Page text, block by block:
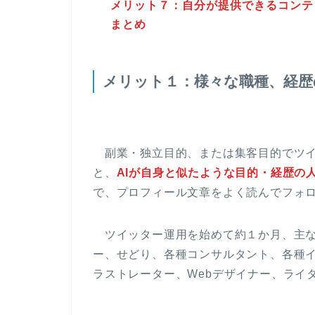
メリット７：自分が提供できるコン
まとめ
メリット１：様々な職種、経
副業・独立目的、または集客目的でツ
と、 AIが自身と似たような目的・経歴の
で、プロフィール文章をよく読んでフォ
ツイッター運用を始めて約１か月、主
ー、せどり、各種コンサルタント、各種
ラストレーター、Webデザイナー、ライ